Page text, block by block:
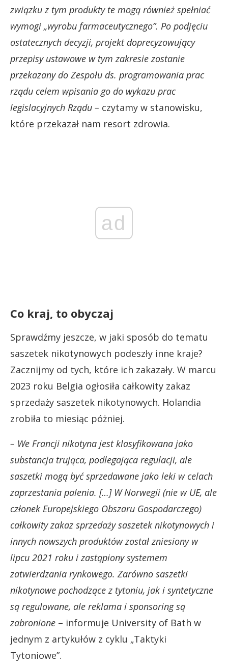
związku z tym produkty te mogą również spełniać
wymogi „wyrobu farmaceutycznego”. Po podjęciu
ostatecznych decyzji, projekt doprecyzowujący
przepisy ustawowe w tym zakresie zostanie
przekazany do Zespołu ds. programowania prac
rządu celem wpisania go do wykazu prac
legislacyjnych Rządu – czytamy w stanowisku,
które przekazał nam resort zdrowia.
ad
Co kraj, to obyczaj
Sprawdźmy jeszcze, w jaki sposób do tematu
saszetek nikotynowych podeszły inne kraje?
Zacznijmy od tych, które ich zakazały. W marcu
2023 roku Belgia ogłosiła całkowity zakaz
sprzedaży saszetek nikotynowych. Holandia
zrobiła to miesiąc póżniej.
– We Francji nikotyna jest klasyfikowana jako
substancja trująca, podlegająca regulacji, ale
saszetki mogą być sprzedawane jako leki w celach
zaprzestania palenia. […] W Norwegii (nie w UE, ale
członek Europejskiego Obszaru Gospodarczego)
całkowity zakaz sprzedaży saszetek nikotynowych i
innych nowszych produktów został zniesiony w
lipcu 2021 roku i zastąpiony systemem
zatwierdzania rynkowego. Zarówno saszetki
nikotynowe pochodzące z tytoniu, jak i syntetyczne
są regulowane, ale reklama i sponsoring są
zabronione – informuje University of Bath w
jednym z artykułów z cyklu „Taktyki
Tytoniowe”.